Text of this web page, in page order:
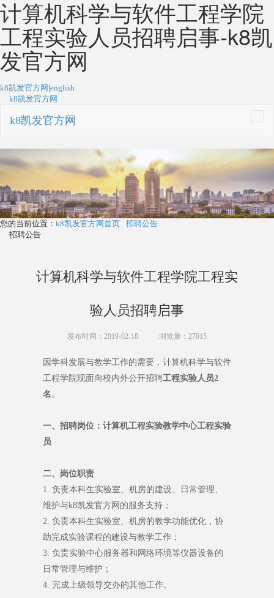
计算机科学与软件工程学院
工程实验人员招聘启事-k8凯
发官方网
k8凯发官方网 |english
k8凯发官方网
k8凯发官方网
您的当前位置： k8凯发官方网首页
招聘公告
招聘公告
计算机科学与软件工程学院工程实
验人员招聘启事
发布时间：2019-02-18 浏览量： 27015
因学科发展与教学工作的需要，计算机科学与软件
工程学院现面向校内外公开招聘工程实验人员2
名。
一、招聘岗位： 计算机工程实验教学中心工程实验
员
二、岗位职责
1. 负责本科生实验室、机房的建设、日常管理、
维护与k8凯发官方网的服务支持；
2. 负责本科生实验室、机房的教学功能优化，协
助完成实验课程的建设与教学工作；
3. 负责实验中心服务器和网络环境等仪器设备的
日常管理与维护；
4. 完成上级领导交办的其他工作。